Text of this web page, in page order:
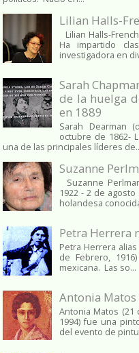
Lilian Halls-
Lilian Halls-
Ha impartido
investigadora en
Sarah
de la huelga
en 1889
Sarah Dearman
octubre de 1862​-
una de las principales líderes
Suzanne
Suzanne
1922 - 2 de
holandesa
Petra Herrera
Petra Herrera
de Febrero,
mexicana. Las so...
Antonia
Antonia Matos
1994) fue una
del evento de